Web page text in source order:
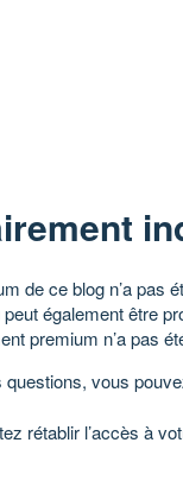
de ce blog n’a pas
également être
premium n’a pas
vous
rétablir l’accès à